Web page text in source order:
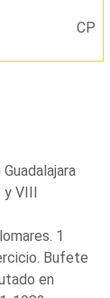
CP
y VIII
1
Bufete
en